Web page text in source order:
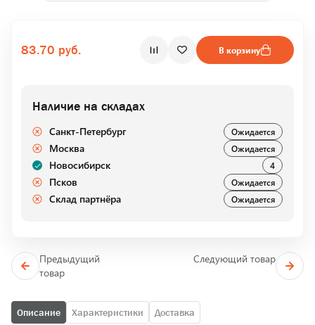
Описание Характеристики Доставка
83.70 руб. В корзину
Наличие на складах
Санкт-Петербург Ожидается
Москва Ожидается
Новосибирск 4
Псков Ожидается
Склад партнёра Ожидается
Предыдущий
товар
Следующий товар